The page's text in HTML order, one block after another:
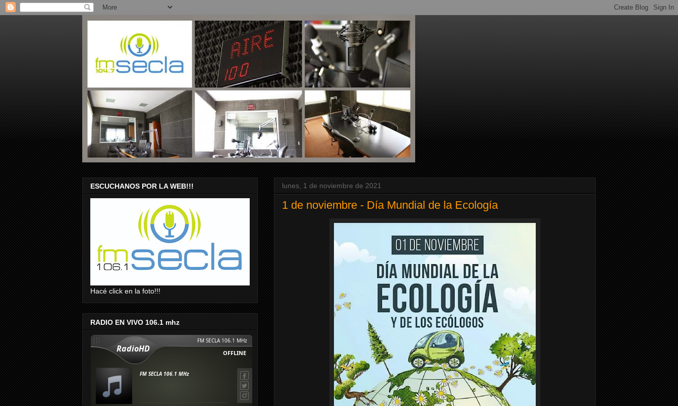
lunes, 1 de noviembre de 2021
1 de noviembre - Día Mundial de la Ecología
ESCUCHANOS POR LA WEB!!!
Hacé click en la foto!!!
RADIO EN VIVO 106.1 mhz